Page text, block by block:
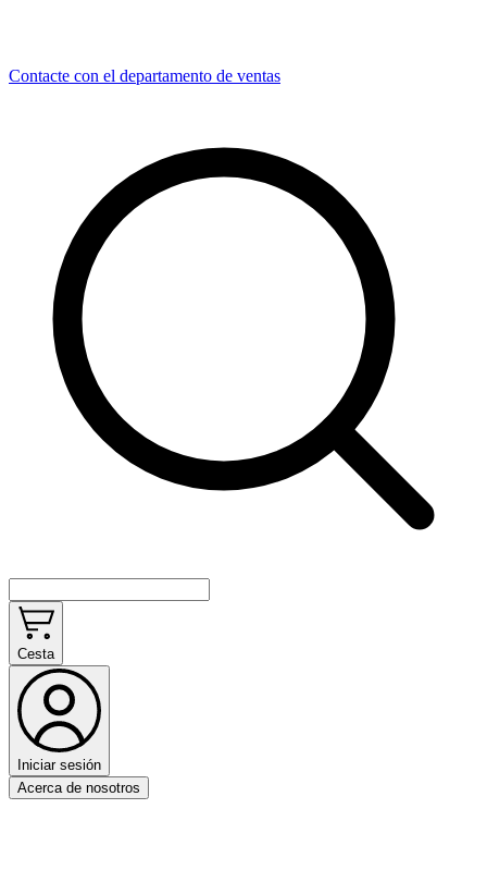
Contacte con el departamento de ventas
Cesta
Iniciar sesión
Acerca de nosotros